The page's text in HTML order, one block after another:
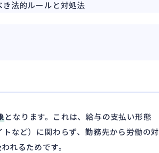
法的ルールと対処法
となります。これは、給与の支払い形態
など）に関わらず、勤務先から労働の対
れるためです。